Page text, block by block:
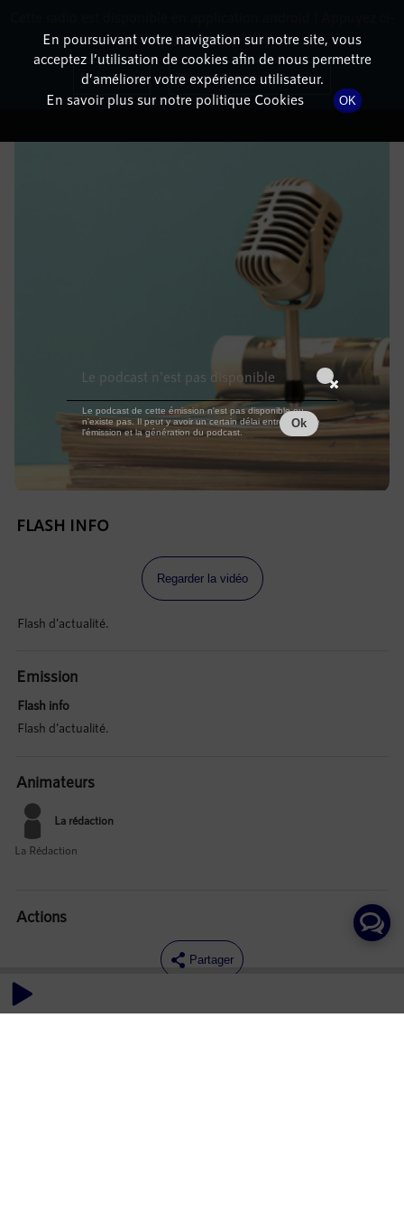
DÉTAILS DE L'ÉPISODE
28 août 2021à 5h59, durée : Invalid date
FLASH INFO
Regarder la vidéo
Flash d'actualité.
Emission
Flash info
Flash d'actualité.
Animateurs
La rédaction
La Rédaction
Actions
Partager
Commentaires
En poursuivant votre navigation sur notre site, vous
acceptez l’utilisation de cookies afin de nous permettre
d’améliorer votre expérience utilisateur.
En savoir plus sur notre politique Cookies
OK
dessous pour l'installer.
Non merci Télécharger l'application
Le podcast n'est pas disponible
Le podcast de cette émission n'est pas disponible ou
n'existe pas. Il peut y avoir un certain délai entre la fin de
l'émission et la génération du podcast.
Ok